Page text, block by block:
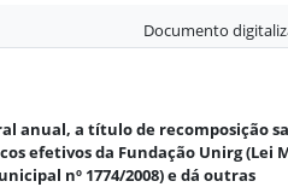
Documento
anual, a título de recomposição
efetivos da Fundação Unirg (Lei
nº 1774/2008) e dá outras